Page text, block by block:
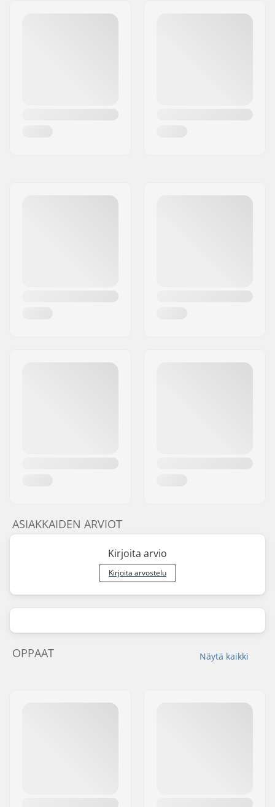
ASIAKKAIDEN ARVIOT
Kirjoita arvio
Kirjoita arvostelu
Näytä kaikki
OPPAAT